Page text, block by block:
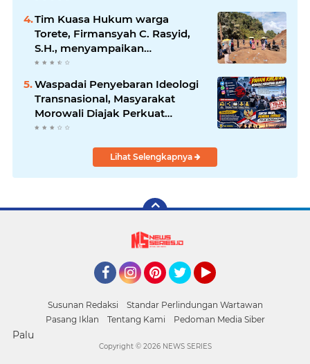
Tim Kuasa Hukum warga
Torete, Firmansyah C. Rasyid,
S.H., menyampaikan
permohonan maaf atas
kesalahpahaman yang
berkembang di ruang publik
Waspadai Penyebaran Ideologi
Transnasional, Masyarakat
Morowali Diajak Perkuat
Persatuan dan Wawasan
Lihat Selengkapnya
Susunan Redaksi
Standar Perlindungan Wartawan
Pasang Iklan
Tentang Kami Pedoman Media Siber
Palu
Copyright © 2026 NEWS SERIES